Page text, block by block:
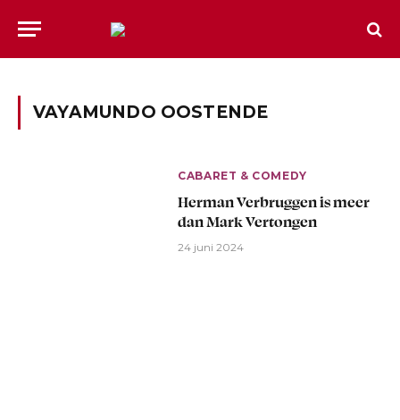
VAYAMUNDO OOSTENDE
CABARET & COMEDY
Herman Verbruggen is meer
dan Mark Vertongen
24 juni 2024